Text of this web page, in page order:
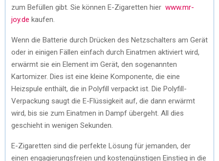
zum Befüllen gibt. Sie können E-Zigaretten hier www.mr-
joy.de kaufen.
Wenn die Batterie durch Drücken des Netzschalters am Gerät
oder in einigen Fällen einfach durch Einatmen aktiviert wird,
erwärmt sie ein Element im Gerät, den sogenannten
Kartomizer. Dies ist eine kleine Komponente, die eine
Heizspule enthält, die in Polyfill verpackt ist. Die Polyfill-
Verpackung saugt die E-Flüssigkeit auf, die dann erwärmt
wird, bis sie zum Einatmen in Dampf übergeht. All dies
geschieht in wenigen Sekunden.
E-Zigaretten sind die perfekte Lösung für jemanden, der
einen engagierungsfreien und kostengünstigen Einstieg in die